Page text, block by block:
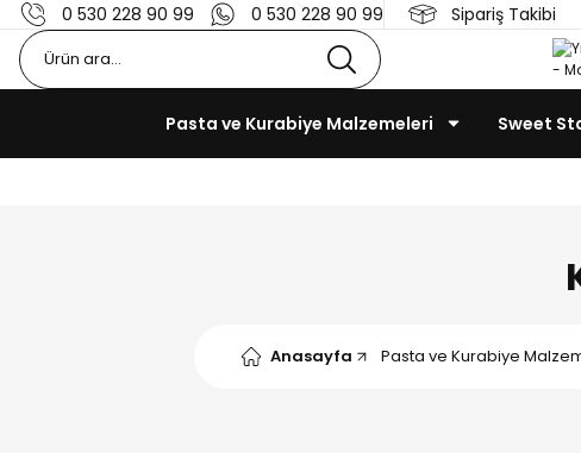
0 530 228 90 99 0 530 228 90 99 Sipariş Takibi
Pasta ve Kurabiye Malzemeleri Sweet
Anasayfa Pasta ve Kurabiye